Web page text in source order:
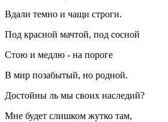
Вдали темно и чащи строги.
Под красной мачтой, под сосной
Стою и медлю - на пороге
В мир позабытый, но родной.
Достойны ль мы своих наследий?
Мне будет слишком жутко там,